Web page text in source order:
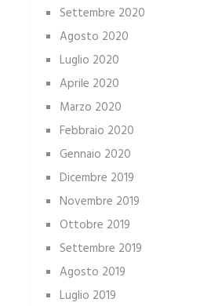
Settembre 2020
Agosto 2020
Luglio 2020
Aprile 2020
Marzo 2020
Febbraio 2020
Gennaio 2020
Dicembre 2019
Novembre 2019
Ottobre 2019
Settembre 2019
Agosto 2019
Luglio 2019